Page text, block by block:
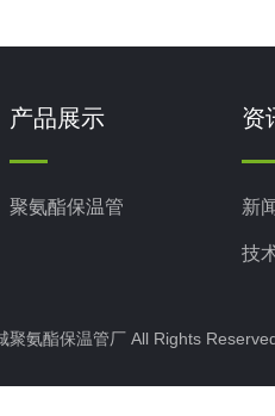
产品展示
聚氨酯保温管
资
新
技
聚氨酯保温管厂 All Rights